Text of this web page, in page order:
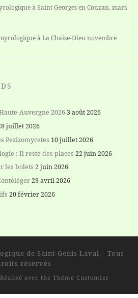
à Saint Georges en Couzan, mars
à La Chaise-Dieu novembre
Auvergne 20263 août 2026
juillet 2026
Pezizomycetes 10 juillet 2026
: Il reste des places 22 juin 2026
les bolets 2 juin 2026
29 avril 2026
20 février 2026
de Saint Genis Laval – Tous
réservés
avec the Thème Customizr